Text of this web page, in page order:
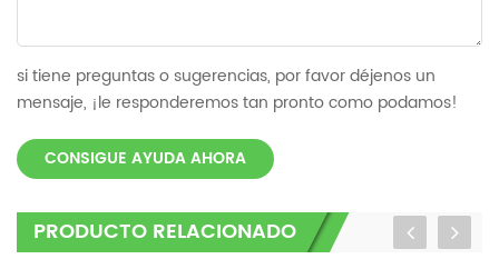
si tiene preguntas o sugerencias, por favor déjenos un
mensaje, ¡le responderemos tan pronto como podamos!
CONSIGUE AYUDA AHORA
PRODUCTO RELACIONADO